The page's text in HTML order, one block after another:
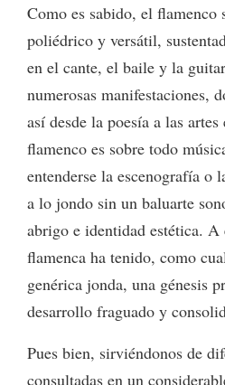
Como es sabido, el flamenco
poliédrico y versátil,
en el cante, el baile y la
numerosas manifestaciones,
así desde la poesía a las
flamenco es sobre todo
entenderse la escenografía o
a lo jondo sin un baluarte
abrigo e identidad estética. A
flamenca ha tenido, como
genérica jonda, una génesis
desarrollo fraguado y
Pues bien, sirviéndonos de
consultadas en un